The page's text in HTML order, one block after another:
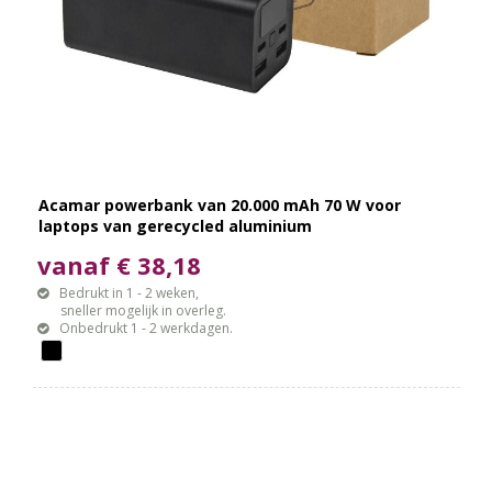
Acamar powerbank van 20.000 mAh 70 W voor
laptops van gerecycled aluminium
vanaf € 38,18
Bedrukt in 1 - 2 weken,
sneller mogelijk in overleg.
Onbedrukt 1 - 2 werkdagen.